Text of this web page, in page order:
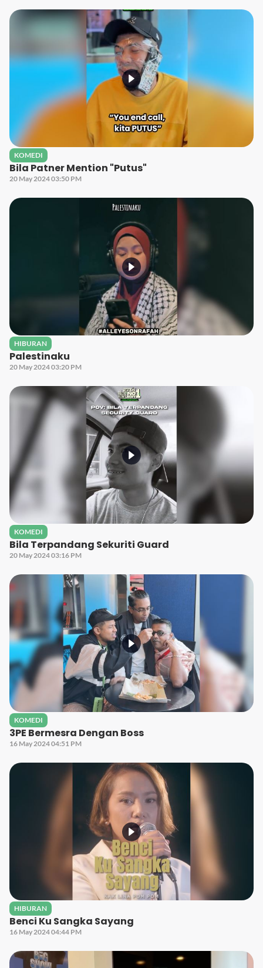
KOMEDI
Bila Patner Mention "Putus"
20 May 2024 03:50 PM
HIBURAN
Palestinaku
20 May 2024 03:20 PM
KOMEDI
Bila Terpandang Sekuriti Guard
20 May 2024 03:16 PM
KOMEDI
3PE Bermesra Dengan Boss
16 May 2024 04:51 PM
HIBURAN
Benci Ku Sangka Sayang
16 May 2024 04:44 PM